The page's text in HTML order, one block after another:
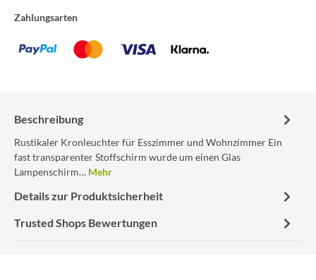
Zahlungsarten
Beschreibung
Rustikaler Kronleuchter für Esszimmer und Wohnzimmer Ein
fast transparenter Stoffschirm wurde um einen Glas
Lampenschirm… Mehr
Details zur Produktsicherheit
Trusted Shops Bewertungen